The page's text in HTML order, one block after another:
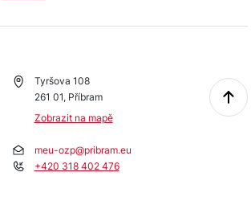
Tyršova 108
261 01, Příbram
Zobrazit na mapě
meu-ozp@pribram.eu
+420 318 402 476